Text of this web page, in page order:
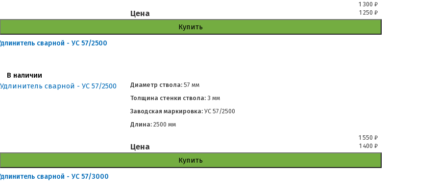
1 300 ₽
Цена 1 250 ₽
Купить
сварной - УС 57/2500
В наличии
Диаметр ствола: 57 мм
Толщина стенки ствола: 3 мм
Заводская маркировка: УС 57/2500
Длина: 2500 мм
1 550 ₽
Цена 1 400 ₽
Купить
сварной - УС 57/3000